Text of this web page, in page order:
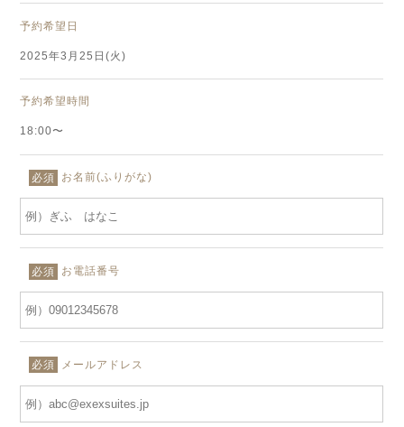
予約希望日
2025年3月25日(火)
予約希望時間
18:00〜
必須 お名前(ふりがな)
必須 お電話番号
必須 メールアドレス